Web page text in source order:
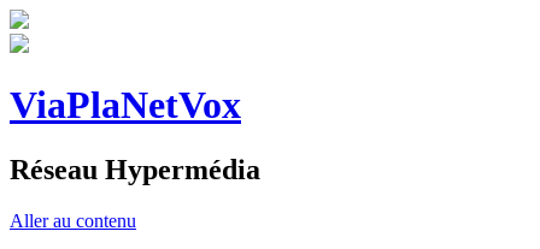
ViaPlaNetVox
Réseau Hypermédia
Aller au contenu